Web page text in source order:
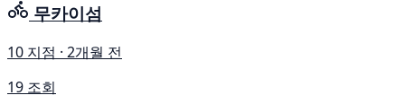
무카이섬
10 지점 · 2개월 전
19 조회